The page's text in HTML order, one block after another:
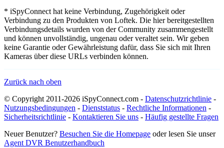
* iSpyConnect hat keine Verbindung, Zugehörigkeit oder
Verbindung zu den Produkten von Loftek. Die hier bereitgestellten
Verbindungsdetails wurden von der Community zusammengestellt
und können unvollständig, ungenau oder veraltet sein. Wir geben
keine Garantie oder Gewährleistung dafür, dass Sie sich mit Ihren
Kameras über diese URLs verbinden können.
Zurück nach oben
© Copyright 2011-2026 iSpyConnect.com - Datenschutzrichtlinie -
Nutzungsbedingungen - Dienststatus - Rechtliche Informationen -
Sicherheitsrichtlinie - Kontaktieren Sie uns - Häufig gestellte Fragen
Neuer Benutzer? Besuchen Sie die Homepage oder lesen Sie unser
Agent DVR Benutzerhandbuch